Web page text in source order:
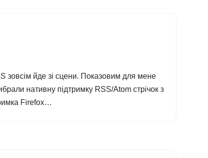
зовсім йде зі сцени. Показовим для мене
нативну підтримку RSS/Atom стрічок з
Firefox…